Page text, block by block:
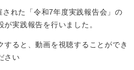
れた「令和7年度実践報告会」の
実践報告を行いました。
すると、動画を視聴することができ
さい